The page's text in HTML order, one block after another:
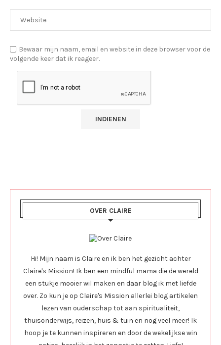
Bewaar mijn naam, email en website in deze browser voor de
volgende keer dat ik reageer.
OVER CLAIRE
Hi! Mijn naam is Claire en ik ben het gezicht achter
Claire's Mission! Ik ben een mindful mama die de wereld
een stukje mooier wil maken en daar blog ik met liefde
over. Zo kun je op Claire's Mission allerlei blog artikelen
lezen van ouderschap tot aan spiritualiteit,
thuisonderwijs, reizen, huis & tuin en nog veel meer! Ik
hoop je te kunnen inspireren en door de wekelijkse win